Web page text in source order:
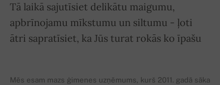
Tā laikā sajutīsiet delikātu maigumu,
apbrīnojamu mīkstumu un siltumu - ļoti
ātri sapratīsiet, ka Jūs turat rokās ko īpašu
Mēs esam mazs ģimenes uzņēmums, kurš 2011. gadā sāka